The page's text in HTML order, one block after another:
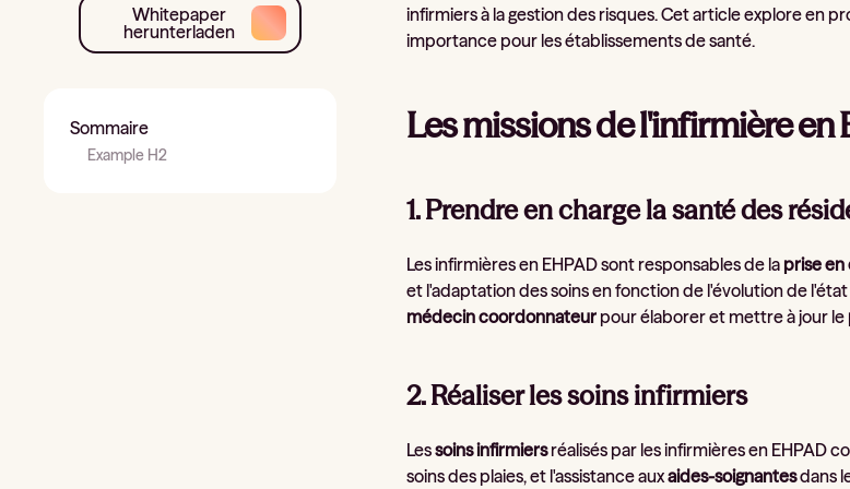
Whitepaper
herunterladen
Sommaire
Example H2
infirmiers à la gestion des risques. Cet article explore en
importance pour les établissements de santé.
Les missions de l'infirmière en
1. Prendre en charge la santé des
Les infirmières en EHPAD sont responsables de la prise en
et l'adaptation des soins en fonction de l'évolution de
médecin coordonnateurpour élaborer et mettre à jour le
2. Réaliser les soins infirmiers
Lessoins infirmiersréalisés par les infirmières en EHPAD
soins des plaies, et l'assistance auxaides-soignantesdans